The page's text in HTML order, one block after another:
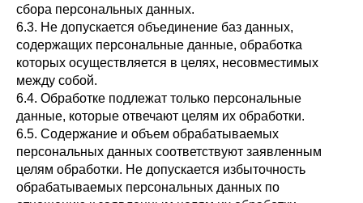
сбора персональных данных.
6.3. Не допускается объединение баз данных,
содержащих персональные данные, обработка
которых осуществляется в целях, несовместимых
между собой.
6.4. Обработке подлежат только персональные
данные, которые отвечают целям их обработки.
6.5. Содержание и объем обрабатываемых
персональных данных соответствуют заявленным
целям обработки. Не допускается избыточность
обрабатываемых персональных данных по